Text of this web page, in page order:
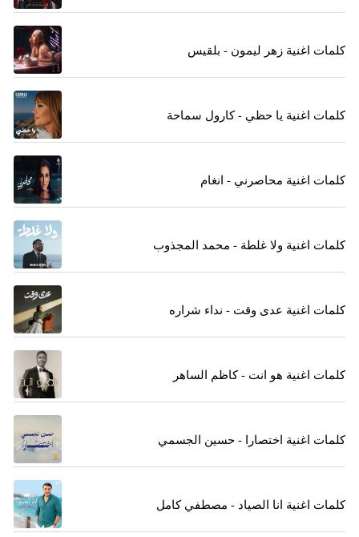
كلمات اغنية زهر ليمون - بلقيس
كلمات اغنية يا حظي - كارول سماحة
كلمات اغنية محاصرني - انغام
كلمات اغنية ولا غلطة - محمد المجذوب
كلمات اغنية عدى وقت - نداء شراره
كلمات اغنية هو انت - كاظم الساهر
كلمات اغنية اختصارا - حسين الجسمي
كلمات اغنية انا الصياد - مصطفي كامل